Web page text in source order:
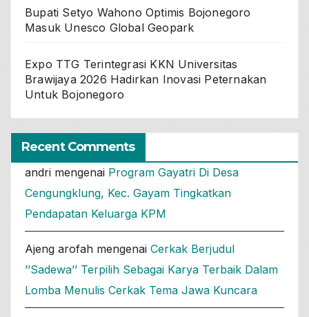
Bupati Setyo Wahono Optimis Bojonegoro
Masuk Unesco Global Geopark
Expo TTG Terintegrasi KKN Universitas
Brawijaya 2026 Hadirkan Inovasi Peternakan
Untuk Bojonegoro
Recent Comments
andri mengenai Program Gayatri Di Desa
Cengungklung, Kec. Gayam Tingkatkan
Pendapatan Keluarga KPM
Ajeng arofah mengenai Cerkak Berjudul
’’Sadewa’’ Terpilih Sebagai Karya Terbaik Dalam
Lomba Menulis Cerkak Tema Jawa Kuncara